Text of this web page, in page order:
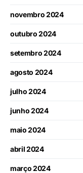
novembro 2024
outubro 2024
setembro 2024
agosto 2024
julho 2024
junho 2024
maio 2024
abril 2024
março 2024